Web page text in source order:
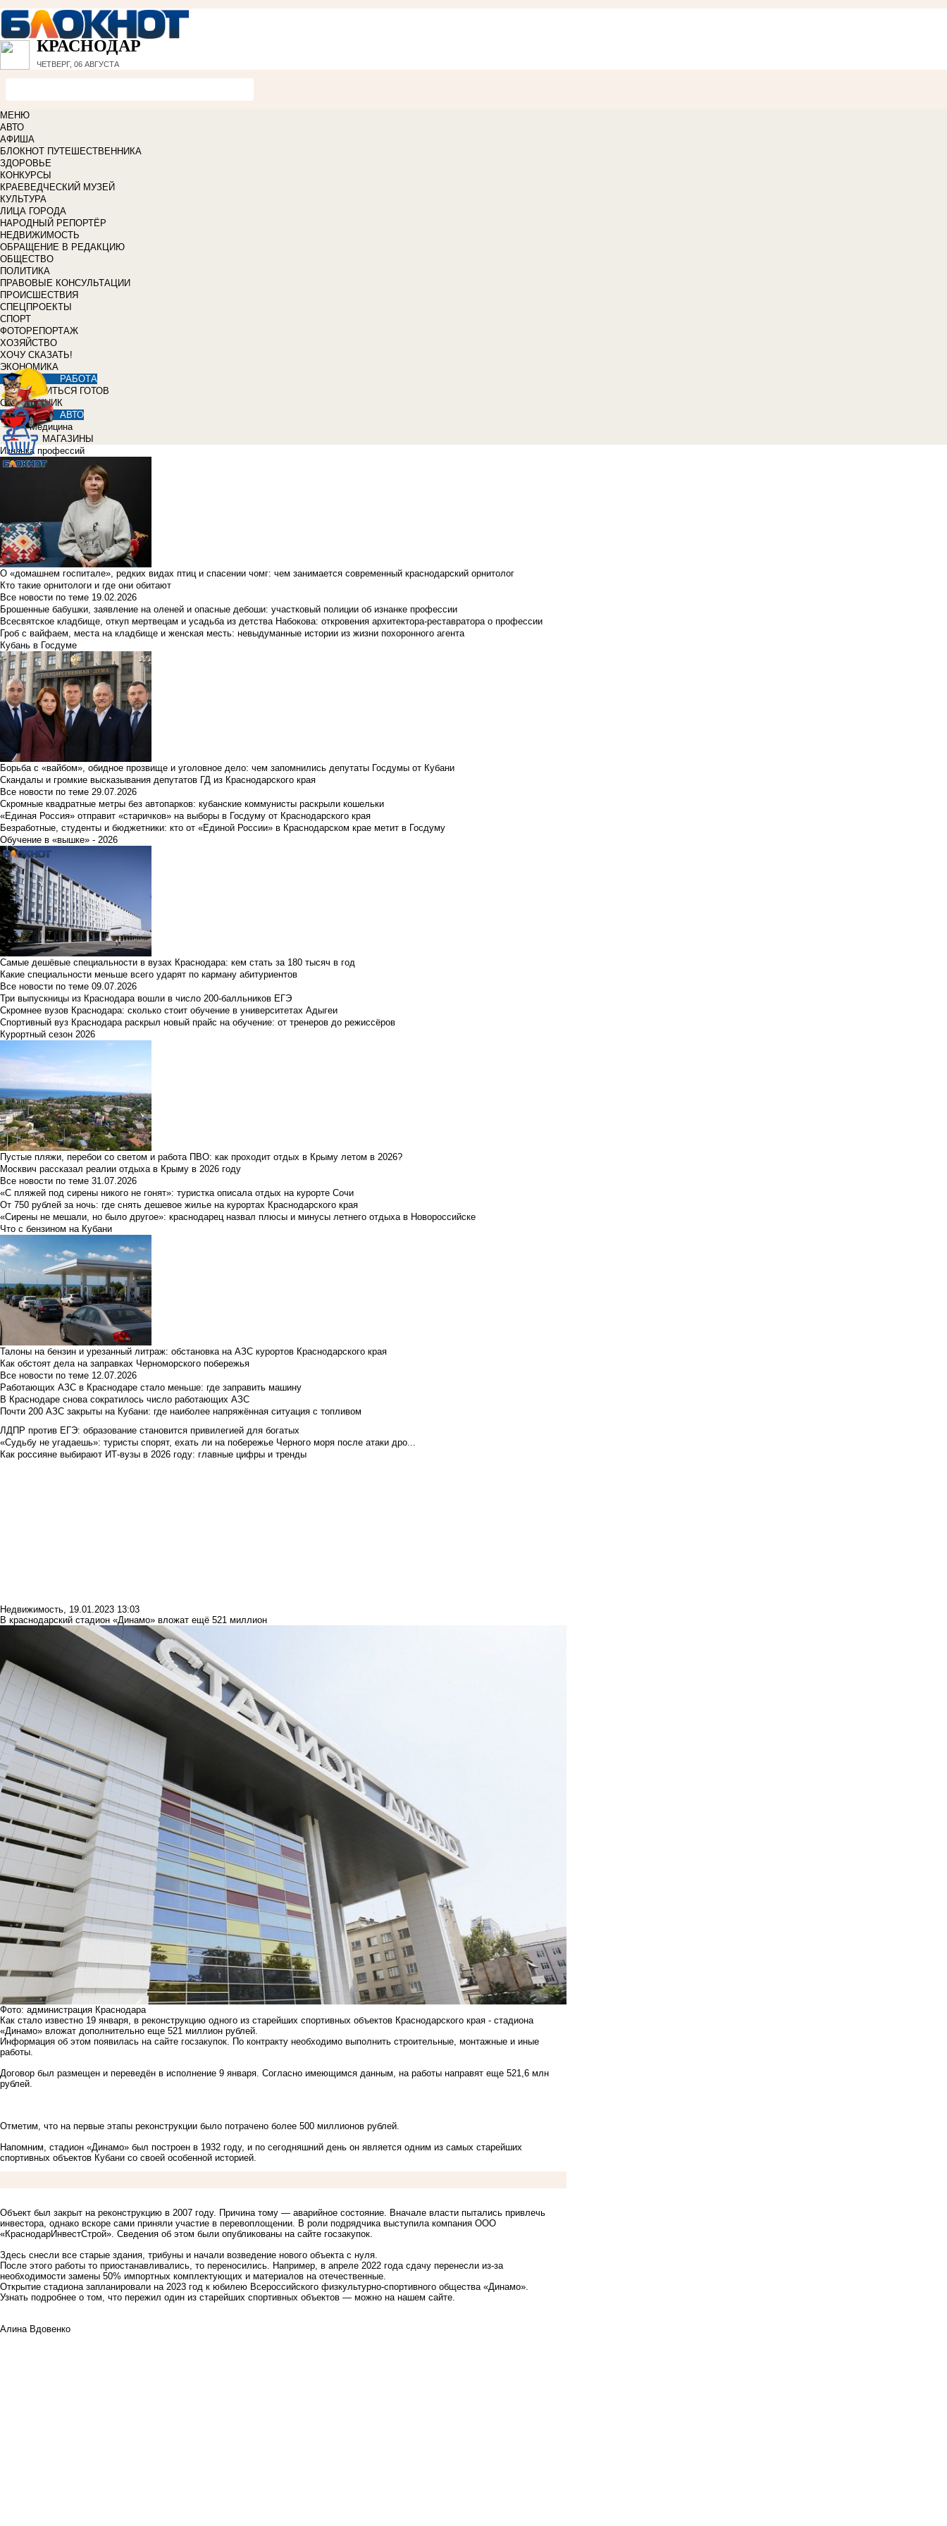
КРАСНОДАР
ЧЕТВЕРГ, 06 АВГУСТА
МЕНЮ
АВТО
АФИША
БЛОКНОТ ПУТЕШЕСТВЕННИКА
ЗДОРОВЬЕ
КОНКУРСЫ
КРАЕВЕДЧЕСКИЙ МУЗЕЙ
КУЛЬТУРА
ЛИЦА ГОРОДА
НАРОДНЫЙ РЕПОРТЁР
НЕДВИЖИМОСТЬ
ОБРАЩЕНИЕ В РЕДАКЦИЮ
ОБЩЕСТВО
ПОЛИТИКА
ПРАВОВЫЕ КОНСУЛЬТАЦИИ
ПРОИСШЕСТВИЯ
СПЕЦПРОЕКТЫ
СПОРТ
ФОТОРЕПОРТАЖ
ХОЗЯЙСТВО
ХОЧУ СКАЗАТЬ!
ЭКОНОМИКА
РАБОТА
УЧИТЬСЯ ГОТОВ
СПРАВОЧНИК
АВТО
Медицина
МАГАЗИНЫ
Изнанка профессий
О «домашнем госпитале», редких видах птиц и спасении чомг: чем занимается современный краснодарский орнитолог
Кто такие орнитологи и где они обитают
Все новости по теме 19.02.2026
Брошенные бабушки, заявление на оленей и опасные дебоши: участковый полиции об изнанке профессии
Всесвятское кладбище, откуп мертвецам и усадьба из детства Набокова: откровения архитектора-реставратора о профессии
Гроб с вайфаем, места на кладбище и женская месть: невыдуманные истории из жизни похоронного агента
Кубань в Госдуме
Борьба с «вайбом», обидное прозвище и уголовное дело: чем запомнились депутаты Госдумы от Кубани
Скандалы и громкие высказывания депутатов ГД из Краснодарского края
Все новости по теме 29.07.2026
Скромные квадратные метры без автопарков: кубанские коммунисты раскрыли кошельки
«Единая Россия» отправит «старичков» на выборы в Госдуму от Краснодарского края
Безработные, студенты и бюджетники: кто от «Единой России» в Краснодарском крае метит в Госдуму
Обучение в «вышке» - 2026
Самые дешёвые специальности в вузах Краснодара: кем стать за 180 тысяч в год
Какие специальности меньше всего ударят по карману абитуриентов
Все новости по теме 09.07.2026
Три выпускницы из Краснодара вошли в число 200-балльников ЕГЭ
Скромнее вузов Краснодара: сколько стоит обучение в университетах Адыгеи
Спортивный вуз Краснодара раскрыл новый прайс на обучение: от тренеров до режиссёров
Курортный сезон 2026
Пустые пляжи, перебои со светом и работа ПВО: как проходит отдых в Крыму летом в 2026?
Москвич рассказал реалии отдыха в Крыму в 2026 году
Все новости по теме 31.07.2026
«С пляжей под сирены никого не гонят»: туристка описала отдых на курорте Сочи
От 750 рублей за ночь: где снять дешевое жилье на курортах Краснодарского края
«Сирены не мешали, но было другое»: краснодарец назвал плюсы и минусы летнего отдыха в Новороссийске
Что с бензином на Кубани
Талоны на бензин и урезанный литраж: обстановка на АЗС курортов Краснодарского края
Как обстоят дела на заправках Черноморского побережья
Все новости по теме 12.07.2026
Работающих АЗС в Краснодаре стало меньше: где заправить машину
В Краснодаре снова сократилось число работающих АЗС
Почти 200 АЗС закрыты на Кубани: где наиболее напряжённая ситуация с топливом
ЛДПР против ЕГЭ: образование становится привилегией для богатых
«Судьбу не угадаешь»: туристы спорят, ехать ли на побережье Черного моря после атаки дро...
Как россияне выбирают ИТ-вузы в 2026 году: главные цифры и тренды
Недвижимость, 19.01.2023 13:03
В краснодарский стадион «Динамо» вложат ещё 521 миллион
Фото: администрация Краснодара
Как стало известно 19 января, в реконструкцию одного из старейших спортивных объектов Краснодарского края - стадиона
«Динамо» вложат дополнительно еще 521 миллион рублей.
Информация об этом появилась на сайте госзакупок. По контракту необходимо выполнить строительные, монтажные и иные
работы.
Договор был размещен и переведён в исполнение 9 января. Согласно имеющимся данным, на работы направят еще 521,6 млн
рублей.
Отметим, что на первые этапы реконструкции было потрачено более 500 миллионов рублей.
Напомним , стадион «Динамо» был построен в 1932 году, и по сегодняшний день он является одним из самых старейших
спортивных объектов Кубани со своей особенной историей.
Объект был закрыт на реконструкцию в 2007 году. Причина тому — аварийное состояние. Вначале власти пытались привлечь
инвестора, однако вскоре сами приняли участие в перевоплощении. В роли подрядчика выступила компания ООО
«КраснодарИнвестСтрой». Сведения об этом были опубликованы на сайте госзакупок.
Здесь снесли все старые здания, трибуны и начали возведение нового объекта с нуля.
После этого работы то приостанавливались, то переносились. Например, в апреле 2022 года сдачу перенесли из-за
необходимости замены 50% импортных комплектующих и материалов на отечественные.
Открытие стадиона запланировали на 2023 год к юбилею Всероссийского физкультурно-спортивного общества «Динамо».
Узнать подробнее о том, что пережил один из старейших спортивных объектов — можно на нашем сайте
Алина Вдовенко